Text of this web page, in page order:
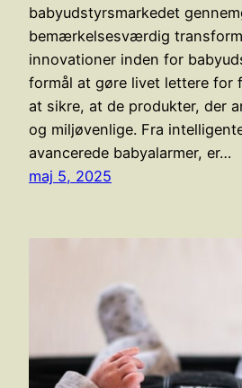
babyudstyrsmarkedet
bemærkelsesværdig
innovationer inden for
formål at gøre livet lettere for
at sikre, at de produkter, der
og miljøvenlige. Fra
avancerede babyalarmer, er…
maj 5, 2025